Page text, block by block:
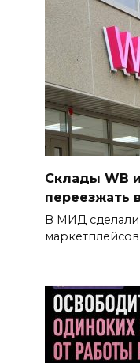
Склады WB
переезжать
В МИД сделали
маркетплейсов